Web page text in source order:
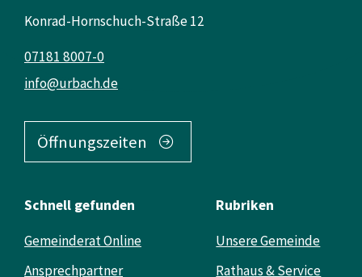
Konrad-Hornschuch-Straße 12
info@urbach.de
07181 8007-0
Öffnungszeiten
Schnell gefunden
Gemeinderat Online
Ansprechpartner
Rubriken
Unsere Gemeinde
Rathaus & Service